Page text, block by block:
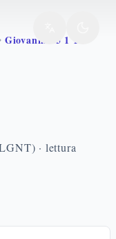
Giovanni 15 1 17
· lettura